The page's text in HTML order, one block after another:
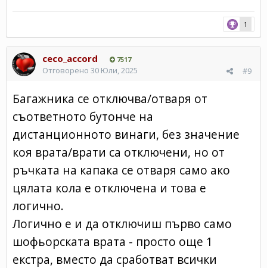
1
ceco_accord 7517
#9
Отговорено 30 Юли, 2025
Багажника се отключва/отваря от
съответното бутонче на
дистанционното винаги, без значение
коя врата/врати са отключени, но от
ръчката на капака се отваря само ако
цялата кола е отключена и това е
логично.
Логично е и да отключиш първо само
шофьорската врата - просто още 1
екстра, вместо да сработват всички